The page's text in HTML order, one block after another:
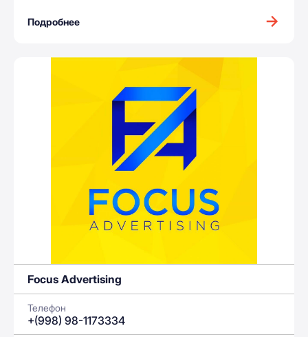
Подробнее
Focus Advertising
Телефон
+(998) 98-1173334